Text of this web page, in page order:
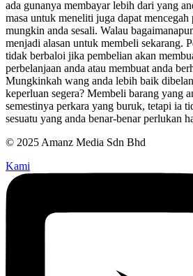
ada gunanya membayar lebih dari yang
masa untuk meneliti juga dapat
mungkin anda sesali. Walau
menjadi alasan untuk membeli sekarang.
tidak berbaloi jika pembelian akan
perbelanjaan anda atau membuat anda
Mungkinkah wang anda lebih baik
keperluan segera? Membeli barang yang
semestinya perkara yang buruk, tetapi ia
sesuatu yang anda benar-benar perlukan
© 2025 Amanz Media Sdn Bhd
Kami